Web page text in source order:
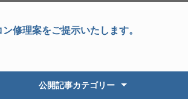
修理案をご提示いたします。
公開記事カテゴリー